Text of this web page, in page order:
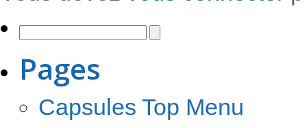
Pages
Capsules Top Menu